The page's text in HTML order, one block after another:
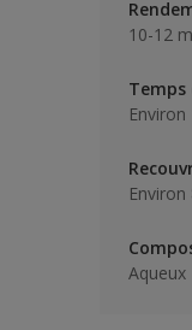
10-12
Temps
Aqueux